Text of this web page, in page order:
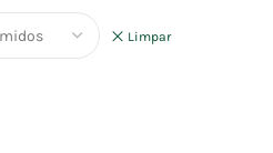
Limpar